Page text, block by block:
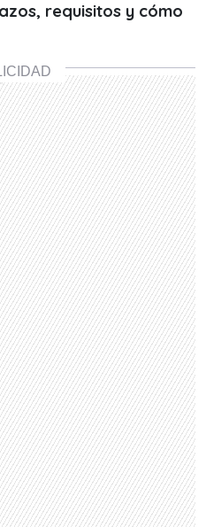
requisitos y cómo